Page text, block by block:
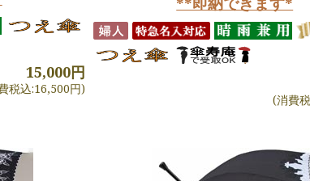
15,000円
税込:16,500円)
**即納できます*
(消費